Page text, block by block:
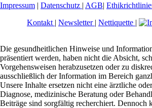
Impressum | Datenschutz | AGB|
Kontakt | Newsletter | Nettiquette |
Die gesundheitlichen Hinweise und
präsentiert werden, haben nicht die Absicht,
Vorgehensweisen herabzusetzen oder zu
ausschließlich der Information im Bereich
Unsere Inhalte ersetzen nicht eine ärztliche
Diagnose, medizinische Beratung oder
Beiträge sind sorgfältig recherchiert. Dennoch